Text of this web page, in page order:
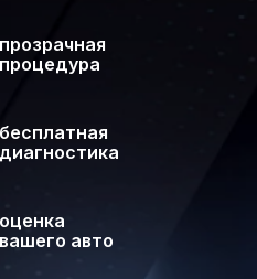
прозрачная
процедура
бесплатная
диагностика
оценка
вашего авто